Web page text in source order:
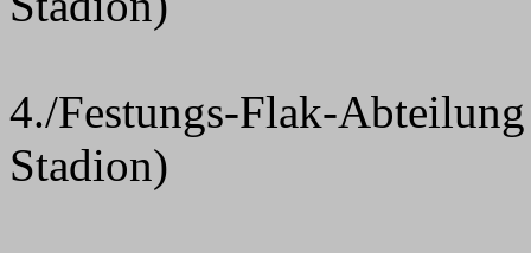
4./Festungs-Flak-
Stadion)